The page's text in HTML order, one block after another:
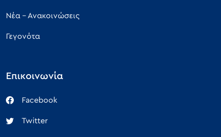
ΣΥΜΒΟΥΛΟΣ ΔΣ
Νέα - Ανακοινώσεις
Γεγονότα
Επικοινωνία
Facebook
Twitter